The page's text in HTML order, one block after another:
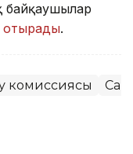
байқаушылар
отырады.
комиссиясы